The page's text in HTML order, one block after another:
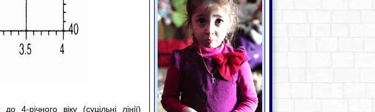
4-річного віку (суцільні лінії)